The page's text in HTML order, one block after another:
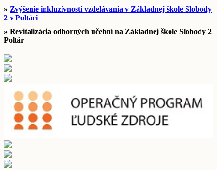
» Zvýšenie inkluzívnosti vzdelávania v Základnej škole Slobody
2 v Poltári
» Revitalizácia odborných učební na Základnej škole Slobody 2
Poltár